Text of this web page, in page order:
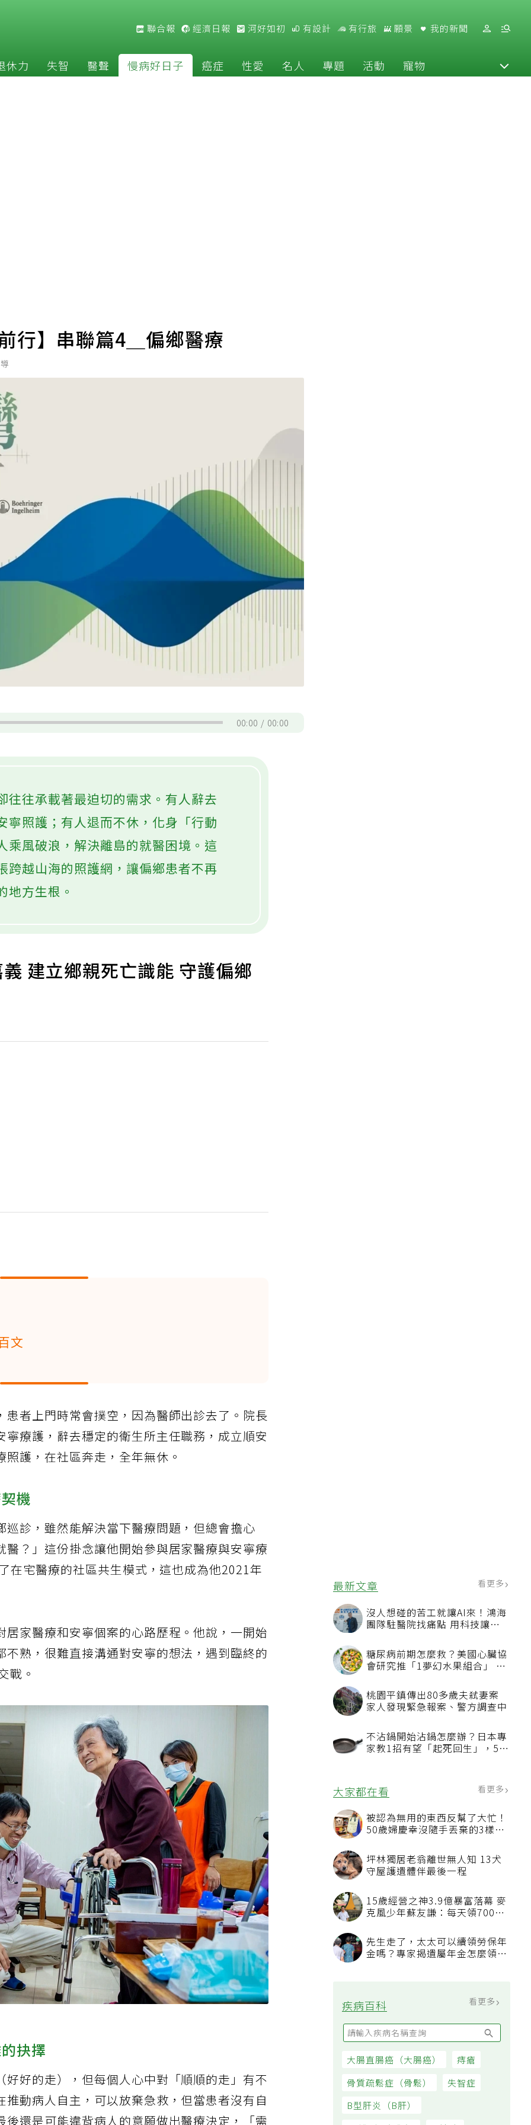
聯合報 經濟日報 河好如初 有設計 有行旅 願景 我的新聞
休力 失智 醫聲 慢病好日子 癌症 性愛 名人 專題 活動 寵物
最新文章 看更多
沒人想碰的苦工就讓AI來！鴻海
團隊駐醫院找痛點 用科技讓醫
糖尿病前期怎麼救？美國心臟協
會研究推「1夢幻水果組合」 酪
桃園平鎮傳出80多歲夫弒妻案
家人發現緊急報案、警方調查中
不沾鍋開始沾鍋怎麼辦？日本專
家教1招有望「起死回生」，5情
大家都在看
被認為無用的東西反幫了大忙！
50歲婦慶幸沒隨手丟棄的3樣物
坪林獨居老翁離世無人知 13犬
守屋護遺體伴最後一程
15歲經營之神3.9億暴富落幕 麥
克風少年蘇友謙：每天領700元
過日子
先生走了，太太可以續領勞保年
疾病百科
行】串聯篇4＿偏鄉醫療
00:00 / 00:00
往往承載著最迫切的需求。有人辭去
寧照護；有人退而不休，化身「行動
乘風破浪，解決離島的就醫困境。這
跨越山海的照護網，讓偏鄉患者不再
地方生根。
建立鄉親死亡識能 守護偏鄉
文
者上門時常會撲空，因為醫師出診去了。院長
療護，辭去穩定的衛生所主任職務，成立順安
護，在社區奔走，全年無休。
機
診，雖然能解決當下醫療問題，但總會擔心
？」這份掛念讓他開始參與居家醫療與安寧療
在宅醫療的社區共生模式，這也成為他2021年
家醫療和安寧個案的心路歷程。他說，一開始
熟，很難直接溝通對安寧的想法，遇到臨終的
戰。
抉擇
好的走），但每個人心中對「順順的走」有不
動病人自主，可以放棄急救，但當患者沒有自